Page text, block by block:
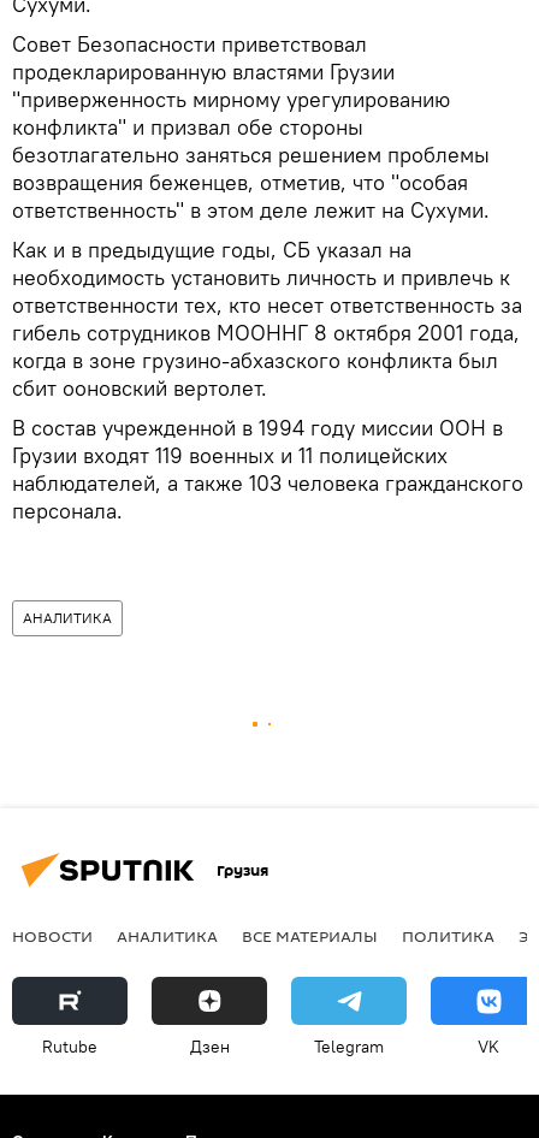
Совет Безопасности приветствовал
продекларированную властями Грузии
"приверженность мирному урегулированию
конфликта" и призвал обе стороны
безотлагательно заняться решением проблемы
возвращения беженцев, отметив, что "особая
ответственность" в этом деле лежит на Сухуми.
Как и в предыдущие годы, СБ указал на
необходимость установить личность и привлечь к
ответственности тех, кто несет ответственность за
гибель сотрудников МООННГ 8 октября 2001 года,
когда в зоне грузино-абхазского конфликта был
сбит ооновский вертолет.
В состав учрежденной в 1994 году миссии ООН в
Грузии входят 119 военных и 11 полицейских
наблюдателей, а также 103 человека гражданского
персонала.
АНАЛИТИКА
Грузия
НОВОСТИ АНАЛИТИКА ВСЕ МАТЕРИАЛЫ ПОЛИТИКА
Rutube Дзен Telegram VK